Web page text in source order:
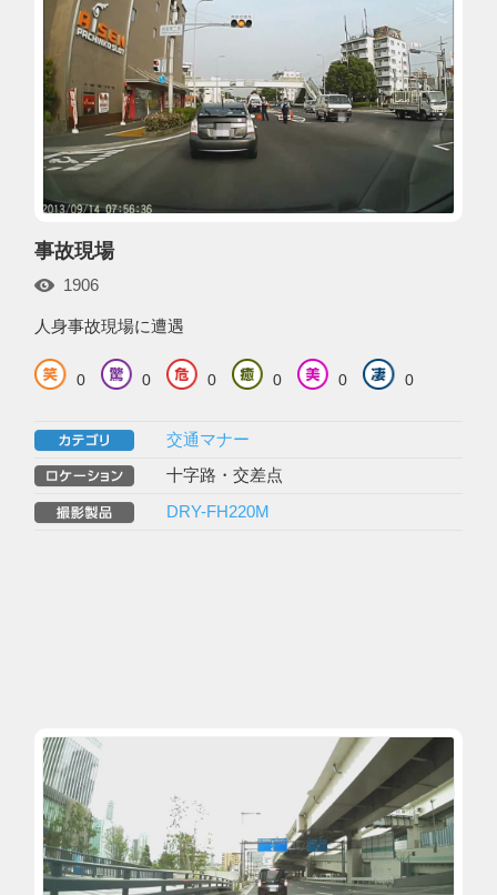
事故現場
1906
人身事故現場に遭遇
0 0 0 0 0 0
交通マナー
十字路・交差点
DRY-FH220M